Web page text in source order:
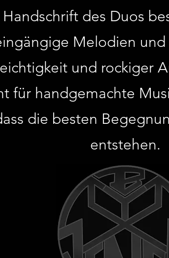
Handschrift des Duos
Melodien
und rockiger
für handgemachte
die besten
entstehen.